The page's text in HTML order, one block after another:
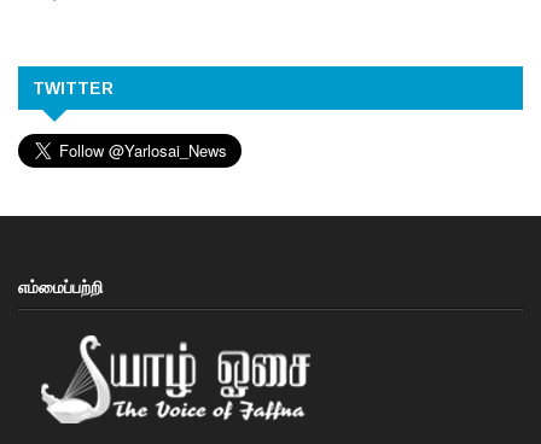
TWITTER
எம்மைப்பற்றி